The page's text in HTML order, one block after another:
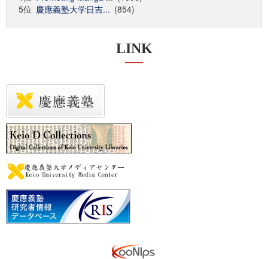
5位 慶應義塾大学日吉... (854)
LINK